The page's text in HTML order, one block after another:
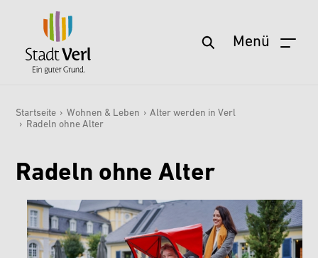
Zum Hauptinhalt springen Menü
Startseite
Aktuelles
Wohnen & Leben
Stadt & Zukunft
Politik & Verwaltung
Sie sind hier:
Startseite › Wohnen & Leben › Älter werden in Verl
› Radeln ohne Alter
Radeln ohne Alter